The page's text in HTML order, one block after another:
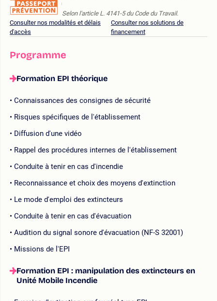
Selon l'article L. 4141-5 du Code du Travail.
Consulter nos modalités et délais
d'accès
Consulter nos solutions de
financement
Programme
Formation EPI théorique
Connaissances des consignes de sécurité
Risques spécifiques de l'établissement
Diffusion d'une vidéo
Rappel des procédures internes de l'établissement
Conduite à tenir en cas d'incendie
Reconnaissance et choix des moyens d'extinction
Le mode d'emploi des extincteurs
Conduite à tenir en cas d'évacuation
Audition du signal sonore d'évacuation (NF-S 32001)
Missions de l'EPI
Formation EPI : manipulation des extincteurs en
Unité Mobile Incendie